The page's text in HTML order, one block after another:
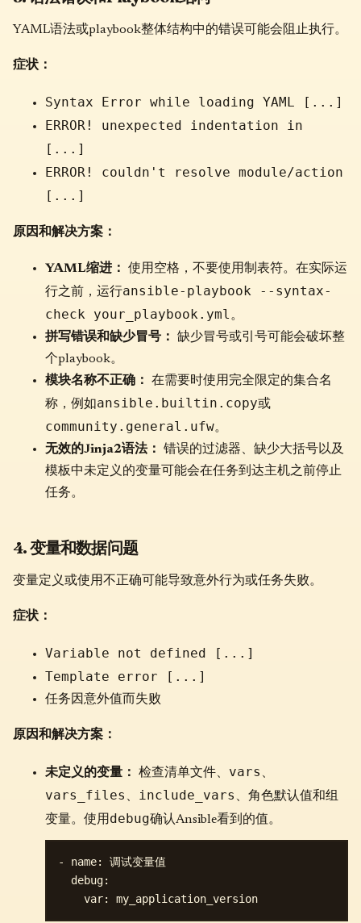
YAML语法或playbook整体结构中的错误可能会阻止执行。
症状：
Syntax Error while loading YAML [...]
ERROR! unexpected indentation in
[...]
ERROR! couldn't resolve module/action
[...]
原因和解决方案：
YAML缩进：
使用空格，不要使用制表符。在实际运
行之前，运行ansible-playbook --syntax-
check your_playbook.yml。
拼写错误和缺少冒号：
缺少冒号或引号可能会破坏整
个playbook。
模块名称不正确：
在需要时使用完全限定的集合名
称，例如ansible.builtin.copy或
community.general.ufw。
无效的Jinja2语法：
错误的过滤器、缺少大括号以及
模板中未定义的变量可能会在任务到达主机之前停止
任务。
4. 变量和数据问题
变量定义或使用不正确可能导致意外行为或任务失败。
症状：
Variable not defined [...]
Template error [...]
任务因意外值而失败
原因和解决方案：
未定义的变量： 检查清单文件、 vars 、
vars_files 、 include_vars 、角色默认值和组
变量。使用 debug确认Ansible看到的值。
- name: 调试变量值
  debug: